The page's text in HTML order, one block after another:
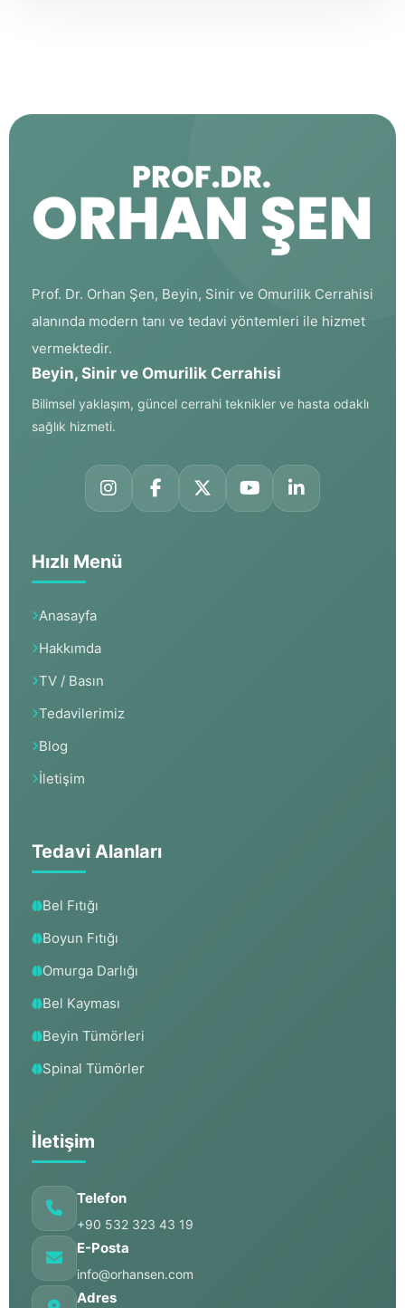
Prof. Dr. Orhan Şen, Beyin, Sinir ve Omurilik Cerrahisi
alanında modern tanı ve tedavi yöntemleri ile hizmet
vermektedir.
Beyin, Sinir ve Omurilik Cerrahisi
Bilimsel yaklaşım, güncel cerrahi teknikler ve hasta odaklı
sağlık hizmeti.
Hızlı Menü
Anasayfa
Hakkımda
TV / Basın
Tedavilerimiz
Blog
İletişim
Tedavi Alanları
Bel Fıtığı
Boyun Fıtığı
Omurga Darlığı
Bel Kayması
Beyin Tümörleri
Spinal Tümörler
İletişim
Telefon
+90 532 323 43 19
E-Posta
info@orhansen.com
Adres